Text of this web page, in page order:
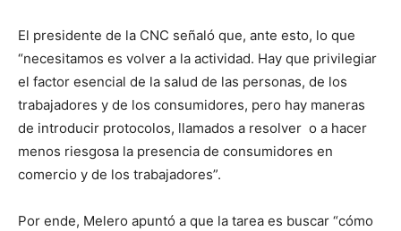
El presidente de la CNC señaló que, ante esto, lo que
“necesitamos es volver a la actividad. Hay que privilegiar
el factor esencial de la salud de las personas, de los
trabajadores y de los consumidores, pero hay maneras
de introducir protocolos, llamados a resolver o a hacer
menos riesgosa la presencia de consumidores en
comercio y de los trabajadores”.
Por ende, Melero apuntó a que la tarea es buscar “cómo